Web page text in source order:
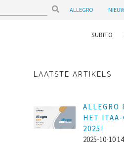
ALLEGRO
SUBITO
LAATSTE ARTIKELS
ALLEGRO
HET ITAA-
2025!
2025-10-10